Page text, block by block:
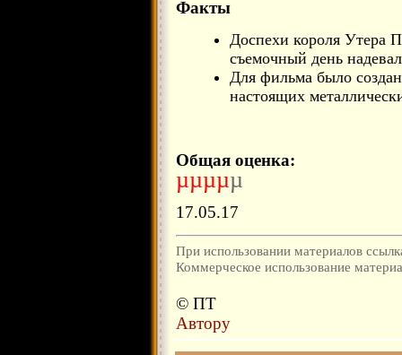
Факты
Доспехи короля Утера
съемочный день
Для фильма было
настоящих
Общая оценка:
µµµµµ
17.05.17
При использовании материалов
Коммерческое использование
© ПТ
Автору